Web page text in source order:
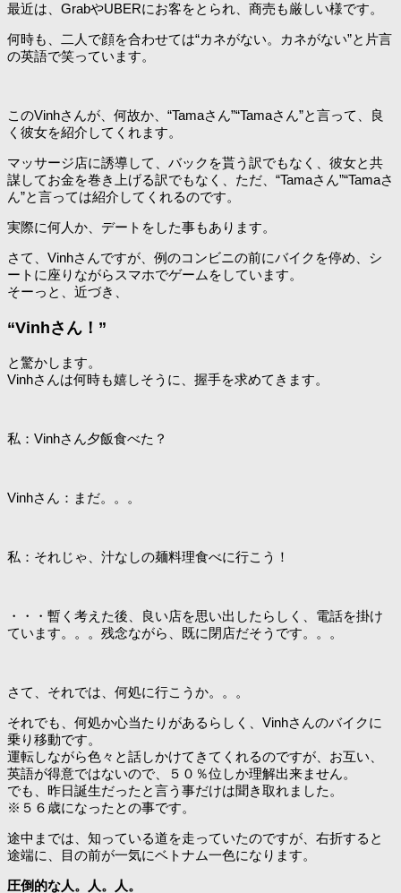
最近は、GrabやUBERにお客をとられ、商売も厳しい様です。
何時も、二人で顔を合わせては“カネがない。カネがない”と片言
の英語で笑っています。
このVinhさんが、何故か、“Tamaさん”“Tamaさん”と言って、良
く彼女を紹介してくれます。
マッサージ店に誘導して、バックを貰う訳でもなく、彼女と共
謀してお金を巻き上げる訳でもなく、ただ、“Tamaさん”“Tamaさ
ん”と言っては紹介してくれるのです。
実際に何人か、デートをした事もあります。
さて、Vinhさんですが、例のコンビニの前にバイクを停め、シ
ートに座りながらスマホでゲームをしています。
そーっと、近づき、
“Vinhさん！”
と驚かします。
Vinhさんは何時も嬉しそうに、握手を求めてきます。
私：Vinhさん夕飯食べた？
Vinhさん：まだ。。。
私：それじゃ、汁なしの麺料理食べに行こう！
・・・暫く考えた後、良い店を思い出したらしく、電話を掛け
ています。。。残念ながら、既に閉店だそうです。。。
さて、それでは、何処に行こうか。。。
それでも、何処か心当たりがあるらしく、Vinhさんのバイクに
乗り移動です。
運転しながら色々と話しかけてきてくれるのですが、お互い、
英語が得意ではないので、５０％位しか理解出来ません。
でも、昨日誕生だったと言う事だけは聞き取れました。
※５６歳になったとの事です。
途中までは、知っている道を走っていたのですが、右折すると
途端に、目の前が一気にベトナム一色になります。
圧倒的な人。人。人。